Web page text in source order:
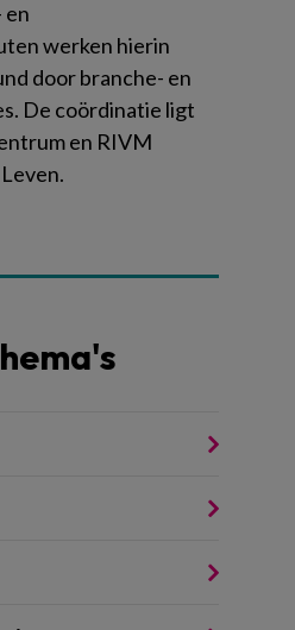
en
werken hierin
door branche- en
De coördinatie ligt
en RIVM